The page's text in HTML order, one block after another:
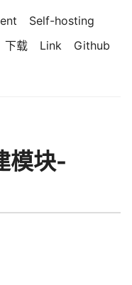
Self-hosting
下载 Link
Github
模块-